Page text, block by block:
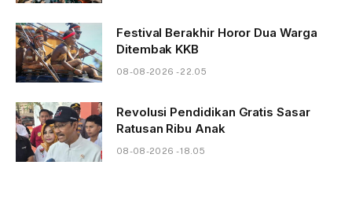
Festival Berakhir Horor Dua Warga
Ditembak KKB
08-08-2026 - 22.05
Revolusi Pendidikan Gratis Sasar
Ratusan Ribu Anak
08-08-2026 - 18.05